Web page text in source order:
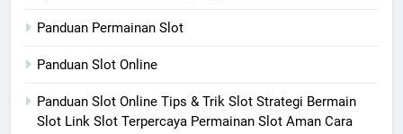
Panduan Permainan Slot
Panduan Slot Online
Panduan Slot Online Tips & Trik Slot Strategi Bermain
Slot Link Slot Terpercaya Permainan Slot Aman Cara